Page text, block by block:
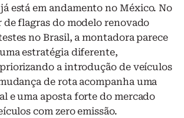
está em andamento no México. No
de flagras do modelo renovado
no Brasil, a montadora parece
estratégia diferente,
a introdução de veículos
de rota acompanha uma
e uma aposta forte do mercado
com zero emissão.